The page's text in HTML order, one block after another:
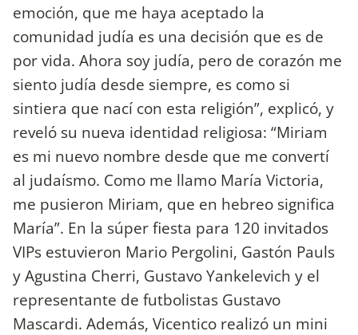
emoción, que me haya aceptado la
comunidad judía es una decisión que es de
por vida. Ahora soy judía, pero de corazón me
siento judía desde siempre, es como si
sintiera que nací con esta religión”, explicó, y
reveló su nueva identidad religiosa: “Miriam
es mi nuevo nombre desde que me convertí
al judaísmo. Como me llamo María Victoria,
me pusieron Miriam, que en hebreo significa
María”. En la súper fiesta para 120 invitados
VIPs estuvieron Mario Pergolini, Gastón Pauls
y Agustina Cherri, Gustavo Yankelevich y el
representante de futbolistas Gustavo
Mascardi. Además, Vicentico realizó un mini